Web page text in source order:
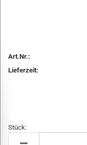
Art.Nr.:
Lieferzeit:
Stück: